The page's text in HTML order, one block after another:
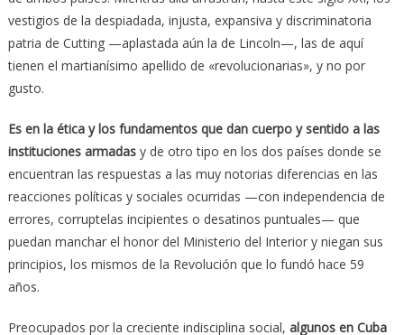
vestigios de la despiadada, injusta, expansiva y discriminatoria
patria de Cutting —aplastada aún la de Lincoln—, las de aquí
tienen el martianísimo apellido de «revolucionarias», y no por
gusto.
Es en la ética y los fundamentos que dan cuerpo y sentido a las
instituciones armadasy de otro tipo en los dos países donde se
encuentran las respuestas a las muy notorias diferencias en las
reacciones políticas y sociales ocurridas —con independencia de
errores, corruptelas incipientes o desatinos puntuales— que
puedan manchar el honor del Ministerio del Interior y niegan sus
principios, los mismos de la Revolución que lo fundó hace 59
años.
Preocupados por la creciente indisciplina social, algunos en Cuba